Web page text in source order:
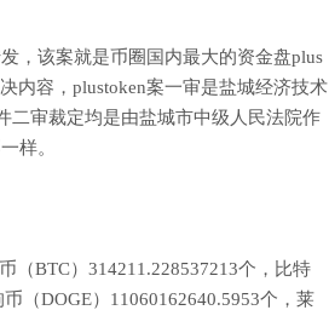
，该案就是币圈国内最大的资金盘plus
内容，plustoken案一审是盐城经济技术
二审裁定均是由盐城市中级人民法院作
样。
（BTC）314211.228537213个，比特
（DOGE）11060162640.5953个，莱